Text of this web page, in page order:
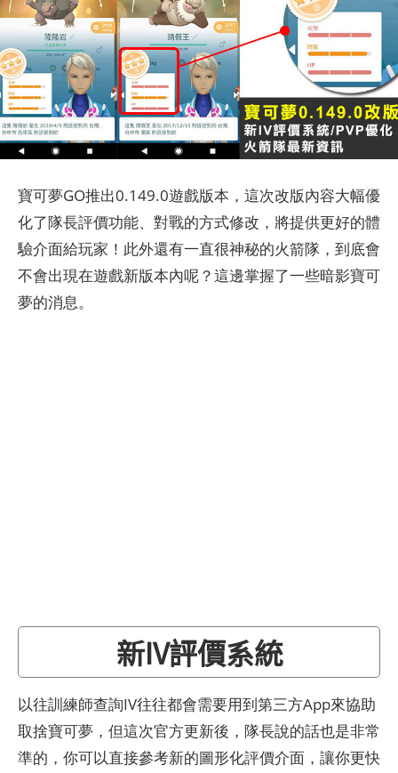
寶可夢GO推出0.149.0遊戲版本，這次改版內容大幅優
化了隊長評價功能、對戰的方式修改，將提供更好的體
驗介面給玩家！此外還有一直很神秘的火箭隊，到底會
不會出現在遊戲新版本內呢？這邊掌握了一些暗影寶可
夢的消息。
新IV評價系統
以往訓練師查詢IV往往都會需要用到第三方App來協助
取捨寶可夢，但這次官方更新後，隊長說的話也是非常
準的，你可以直接參考新的圖形化評價介面，讓你更快